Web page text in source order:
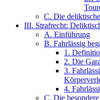
C. Die
III. Strafrecht:
A. Einführung
B. Fahrlässig
1.
2. Die
3.
4.
C. Die